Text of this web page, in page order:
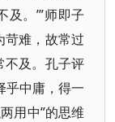
及。’”师即子
难，故常过
不及。孔子评
乎中庸，得一
用中”的思维